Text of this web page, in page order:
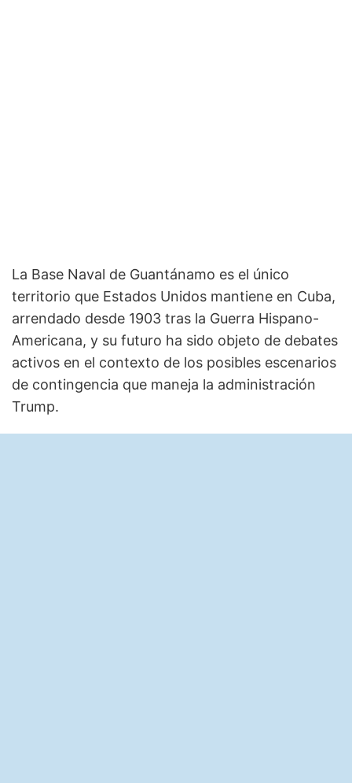
La Base Naval de Guantánamo es el único
territorio que Estados Unidos mantiene en Cuba,
arrendado desde 1903 tras la Guerra Hispano-
Americana, y su futuro ha sido objeto de debates
activos en el contexto de los posibles escenarios
de contingencia que maneja la administración
Trump.